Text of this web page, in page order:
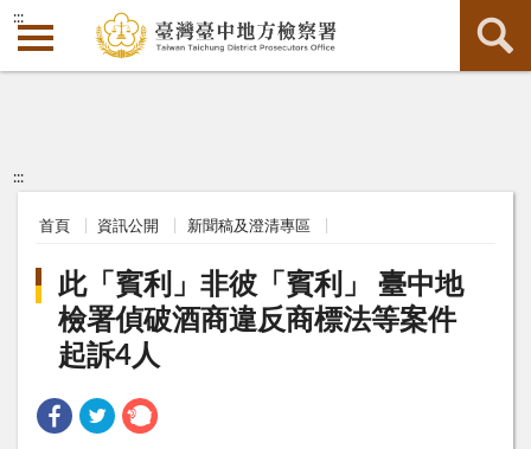
:::
:::
首頁 資訊公開 新聞稿及澄清專區
此「賓利」非彼「賓利」 臺中地
檢署偵破酒商違反商標法等案件
起訴4人